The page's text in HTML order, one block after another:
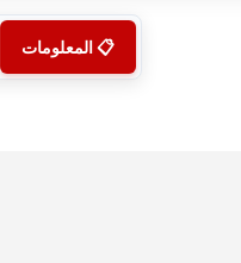
📋 المعلومات